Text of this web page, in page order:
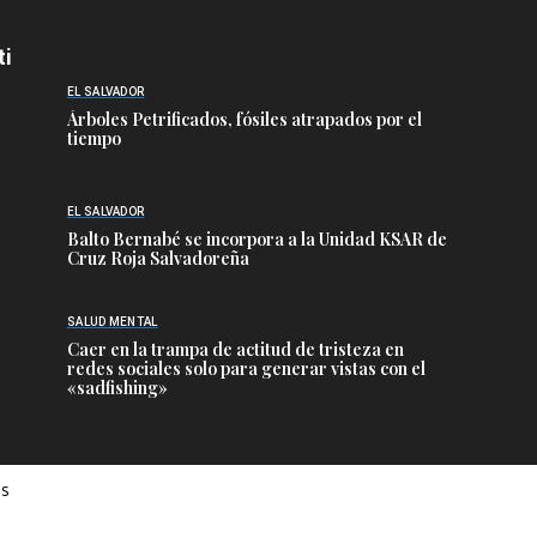
EL SALVADOR
Árboles Petrificados, fósiles atrapados por el
tiempo
EL SALVADOR
Balto Bernabé se incorpora a la Unidad KSAR de
Cruz Roja Salvadoreña
SALUD MENTAL
Caer en la trampa de actitud de tristeza en
redes sociales solo para generar vistas con el
«sadfishing»